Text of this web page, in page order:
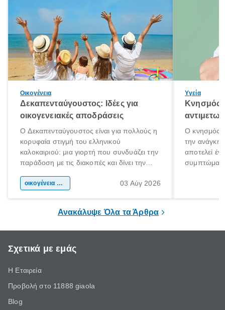
Οικογένεια
Δεκαπενταύγουστος: Ιδέες για
οικογενειακές αποδράσεις
Ο Δεκαπενταύγουστος είναι για πολλούς η
κορυφαία στιγμή του ελληνικού
καλοκαιριού: μια γιορτή που συνδυάζει την
παράδοση με τις διακοπές και δίνει την
χώρας. Είτε πρόκειται για λίγες μέρες
οικογένεια & παιδί 03 Αύγ 2026
Υγεία
Κνησμός:
Ο κνησμός
την ανάγκη
αποτελεί
Ανακάλυψε Όλα τα Άρθρα
Σχετικά με εμάς
Η Εταιρεία
Προβολή στο 11888 giaola
Blog